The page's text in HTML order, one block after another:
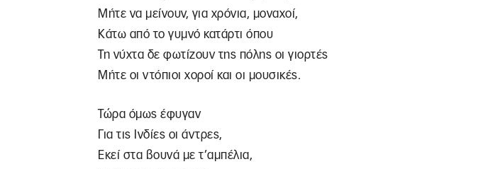
Μήτε να μείνουν, για χρόνια, μοναχοί,
Κάτω από το γυμνό κατάρτι όπου
Τη νύχτα δε φωτίζουν της πόλης οι γιορτές
Μήτε οι ντόπιοι χοροί και οι μουσικές.
Τώρα όμως έφυγαν
Για τις Ινδίες οι άντρες,
Εκεί στα βουνά με τ’αμπέλια,